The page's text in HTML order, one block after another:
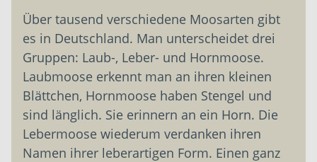
Über tausend verschiedene Moosarten gibt
es in Deutschland. Man unterscheidet drei
Gruppen: Laub-, Leber- und Hornmoose.
Laubmoose erkennt man an ihren kleinen
Blättchen, Hornmoose haben Stengel und
sind länglich. Sie erinnern an ein Horn. Die
Lebermoose wiederum verdanken ihren
Namen ihrer leberartigen Form. Einen ganz